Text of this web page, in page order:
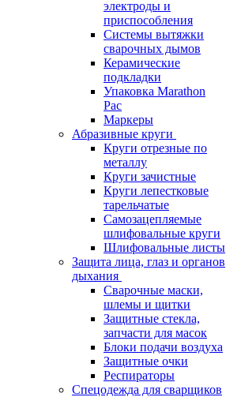
электроды и
приспособления
Системы вытяжки
сварочных дымов
Керамические
подкладки
Упаковка Marathon
Pac
Маркеры
Абразивные круги
Круги отрезные по
металлу
Круги зачистные
Круги лепестковые
тарельчатые
Самозацепляемые
шлифовальные круги
Шлифовальные листы
Защита лица, глаз и органов
дыхания
Сварочные маски,
шлемы и щитки
Защитные стекла,
запчасти для масок
Блоки подачи воздуха
Защитные очки
Респираторы
Спецодежда для сварщиков